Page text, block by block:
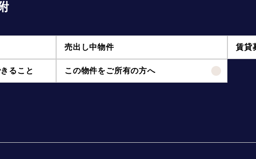
売出し中物件 賃貸
ること この物件をご所有の方へ